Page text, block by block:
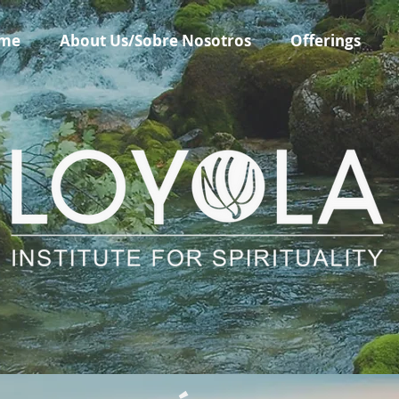
About Us/Sobre Nosotros Offerings